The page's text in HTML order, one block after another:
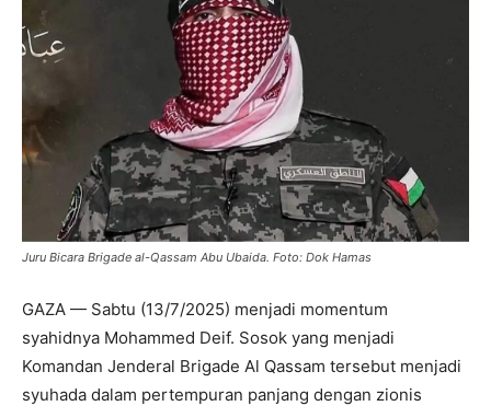
Juru Bicara Brigade al-Qassam Abu Ubaida. Foto: Dok Hamas
GAZA — Sabtu (13/7/2025) menjadi momentum
syahidnya Mohammed Deif. Sosok yang menjadi
Komandan Jenderal Brigade Al Qassam tersebut menjadi
syuhada dalam pertempuran panjang dengan zionis